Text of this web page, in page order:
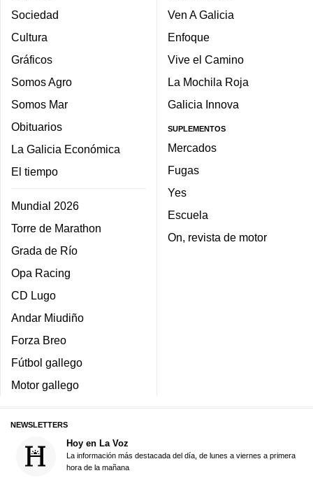
Sociedad
Cultura
Gráficos
Somos Agro
Somos Mar
Obituarios
La Galicia Económica
El tiempo
Mundial 2026
Torre de Marathon
Grada de Río
Opa Racing
CD Lugo
Andar Miudiño
Forza Breo
Fútbol gallego
Motor gallego
Ven A Galicia
Enfoque
Vive el Camino
La Mochila Roja
Galicia Innova
SUPLEMENTOS
Mercados
Fugas
Yes
Escuela
On, revista de motor
NEWSLETTERS
Hoy en La Voz
La información más destacada del día, de lunes a viernes a primera
hora de la mañana